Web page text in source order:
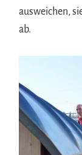
ausweichen,
ab.